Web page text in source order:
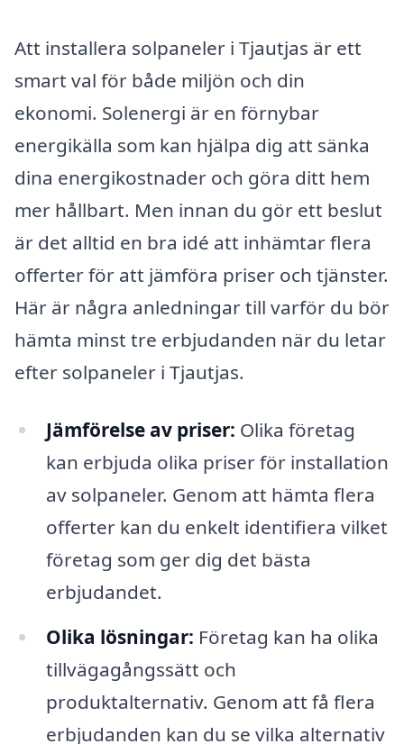
Att installera solpaneler i Tjautjas är ett
smart val för både miljön och din
ekonomi. Solenergi är en förnybar
energikälla som kan hjälpa dig att sänka
dina energikostnader och göra ditt hem
mer hållbart. Men innan du gör ett beslut
är det alltid en bra idé att inhämtar flera
offerter för att jämföra priser och tjänster.
Här är några anledningar till varför du bör
hämta minst tre erbjudanden när du letar
efter solpaneler i Tjautjas.
Jämförelse av priser: Olika företag
kan erbjuda olika priser för installation
av solpaneler. Genom att hämta flera
offerter kan du enkelt identifiera vilket
företag som ger dig det bästa
erbjudandet.
Olika lösningar: Företag kan ha olika
tillvägagångssätt och
produktalternativ. Genom att få flera
erbjudanden kan du se vilka alternativ